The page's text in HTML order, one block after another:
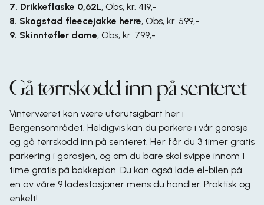
7. Drikkeflaske 0,62L, Obs, kr. 419,-
8. Skogstad fleecejakke herre, Obs, kr. 599,-
9. Skinntøfler dame, Obs, kr. 799,-
Gå tørrskodd inn på senteret
Vinterværet kan være uforutsigbart her i
Bergensområdet. Heldigvis kan du parkere i vår garasje
og gå tørrskodd inn på senteret. Her får du 3 timer gratis
parkering i garasjen, og om du bare skal svippe innom 1
time gratis på bakkeplan. Du kan også lade el-bilen på
en av våre 9 ladestasjoner mens du handler. Praktisk og
enkelt!